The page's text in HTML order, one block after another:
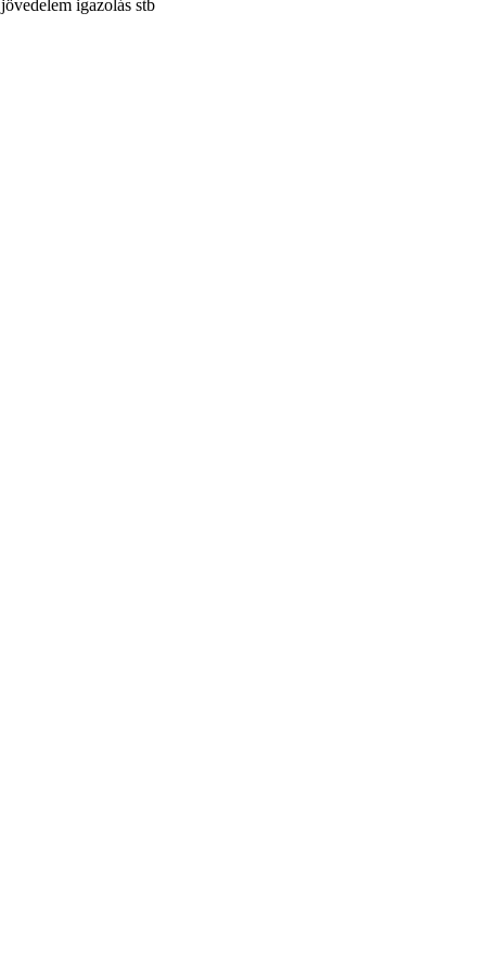
igazolás stb